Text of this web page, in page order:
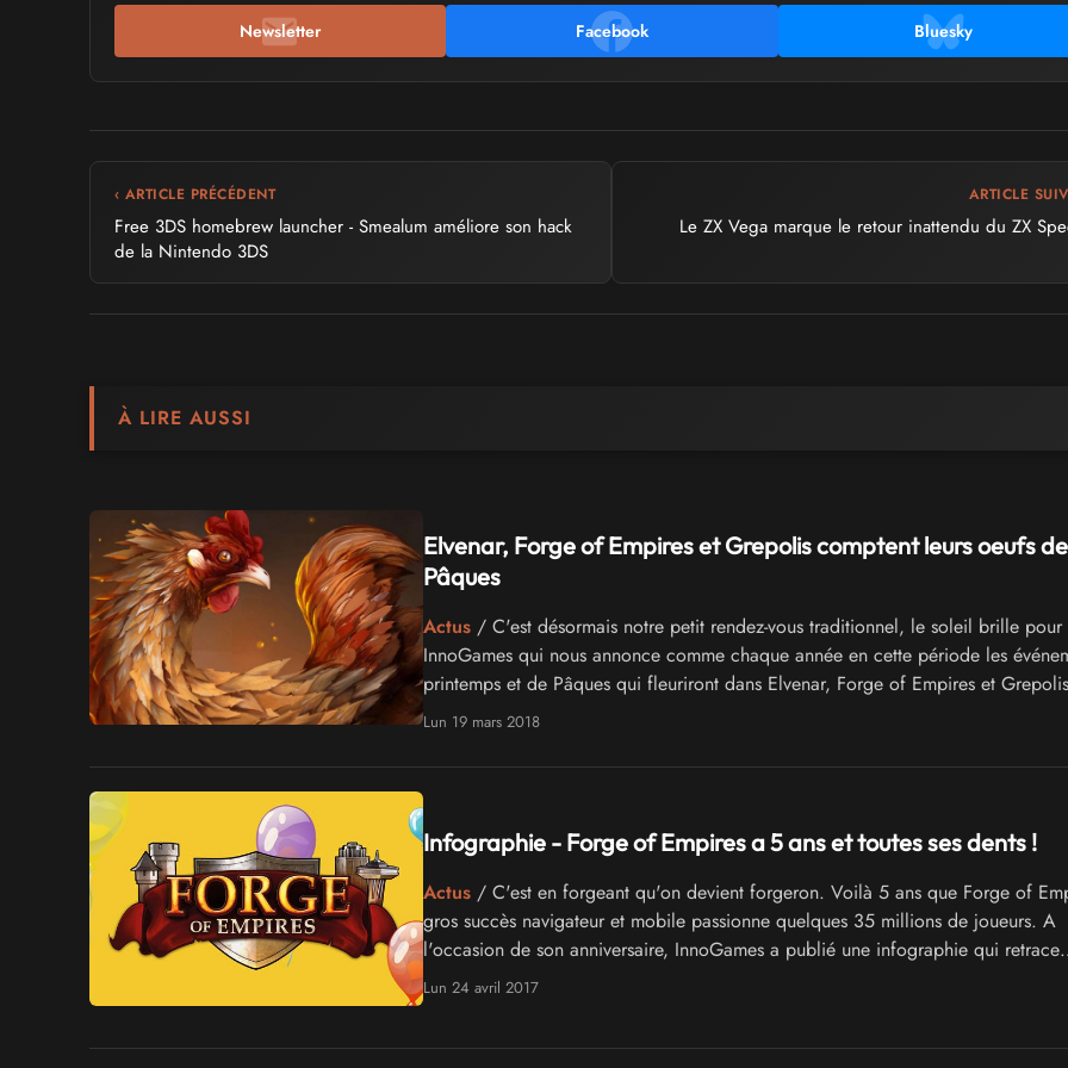
Newsletter Facebook Bluesky
‹ ARTICLE PRÉCÉDENT
Free 3DS homebrew launcher - Smealum améliore son hack
de la Nintendo 3DS
ARTICLE
Le ZX Vega marque le retour inattendu du ZX
À LIRE AUSSI
Elvenar, Forge of Empires et Grepolis comptent leurs oeufs de
Pâques
Actus/ C'est désormais notre petit rendez-vous traditionnel, le soleil brille pour
InnoGames qui nous annonce comme chaque année en cette période les
printemps et de Pâques qui fleuriront dans Elvenar, Forge of Empires et Grepolis
Lun 19 mars 2018
Infographie - Forge of Empires a 5 ans et toutes ses dents !
Actus/ C'est en forgeant qu'on devient forgeron. Voilà 5 ans que Forge of
gros succès navigateur et mobile passionne quelques 35 millions de joueurs. A
l'occasion de son anniversaire, InnoGames a publié une infographie qui retrace
quelques faits de l'histoire du jeu.
Lun 24 avril 2017